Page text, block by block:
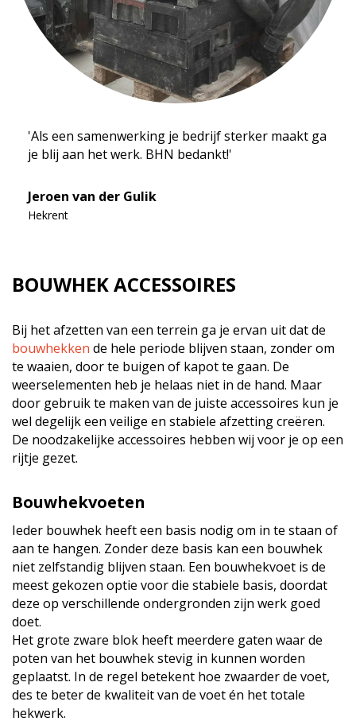
'Als een samenwerking je bedrijf sterker maakt ga
je blij aan het werk. BHN bedankt!'
Jeroen van der Gulik
Hekrent
BOUWHEK ACCESSOIRES
Bij het afzetten van een terrein ga je ervan uit dat de
bouwhekken de hele periode blijven staan, zonder om
te waaien, door te buigen of kapot te gaan. De
weerselementen heb je helaas niet in de hand. Maar
door gebruik te maken van de juiste accessoires kun je
wel degelijk een veilige en stabiele afzetting creëren.
De noodzakelijke accessoires hebben wij voor je op een
rijtje gezet.
Bouwhekvoeten
Ieder bouwhek heeft een basis nodig om in te staan of
aan te hangen. Zonder deze basis kan een bouwhek
niet zelfstandig blijven staan. Een bouwhekvoet is de
meest gekozen optie voor die stabiele basis, doordat
deze op verschillende ondergronden zijn werk goed
doet.
Het grote zware blok heeft meerdere gaten waar de
poten van het bouwhek stevig in kunnen worden
geplaatst. In de regel betekent hoe zwaarder de voet,
des te beter de kwaliteit van de voet én het totale
hekwerk.